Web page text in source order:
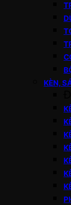
KÈN,